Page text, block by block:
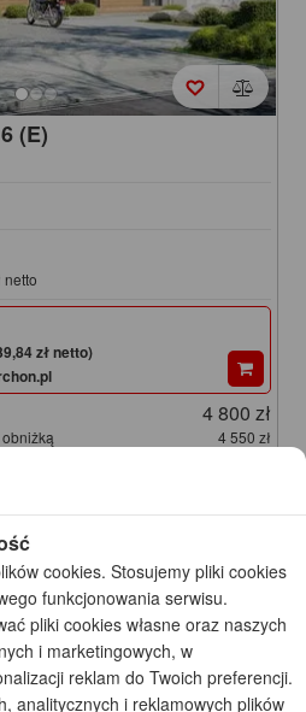
(E)
netto
zł netto)
4 800 zł
4 550 zł
cookies. Stosujemy pliki cookies
funkcjonowania serwisu.
pliki cookies własne oraz naszych
i marketingowych, w
reklam do Twoich preferencji.
analitycznych i reklamowych plików